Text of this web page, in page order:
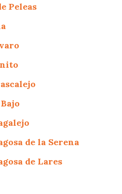
Peleas
de la Serena
de Lares